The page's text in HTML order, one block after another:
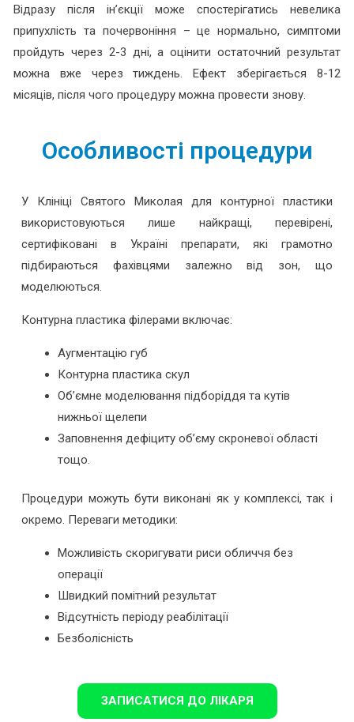
Відразу після ін’єкції може спостерігатись невелика
припухлість та почервоніння – це нормально, симптоми
пройдуть через 2-3 дні, а оцінити остаточний результат
можна вже через тиждень. Ефект зберігається 8-12
місяців, після чого процедуру можна провести знову.
Особливості процедури
У Клініці Святого Миколая для контурної пластики
використовуються лише найкращі, перевірені,
сертифіковані в Україні препарати, які грамотно
підбираються фахівцями залежно від зон, що
моделюються.
Контурна пластика філерами включає:
Аугментацію губ
Контурна пластика скул
Об’ємне моделювання підборіддя та кутів
нижньої щелепи
Заповнення дефіциту об’єму скроневої області
тощо.
Процедури можуть бути виконані як у комплексі, так і
окремо. Переваги методики:
Можливість скоригувати риси обличчя без
операції
Швидкий помітний результат
Відсутність періоду реабілітації
Безболісність
ЗАПИСАТИСЯ ДО ЛІКАРЯ